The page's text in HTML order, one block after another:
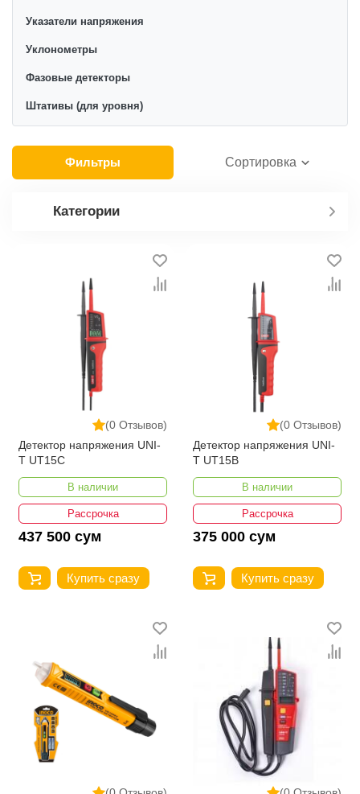
Указатели напряжения
Уклонометры
Фазовые детекторы
Штативы (для уровня)
Фильтры Сортировка
Категории
(0 Отзывов)
Детектор напряжения UNI-
T UT15C
В наличии
Рассрочка
437 500 сум
Купить сразу
(0 Отзывов)
Детектор напряжения UNI-
T UT15B
В наличии
Рассрочка
375 000 сум
Купить сразу